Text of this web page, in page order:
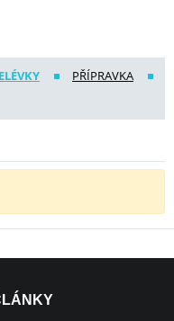
ELÉVKY
PŘÍPRAVKA